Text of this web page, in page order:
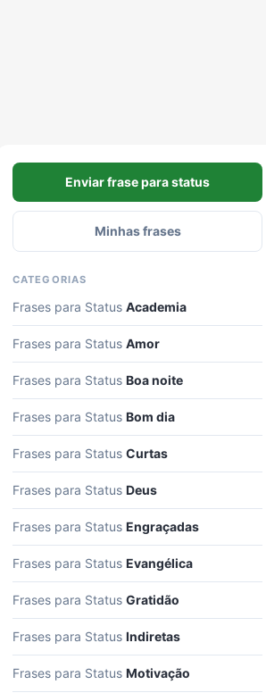
Enviar frase para status
Minhas frases
CATEGORIAS
Frases para Status Academia
Frases para Status Amor
Frases para Status Boa noite
Frases para Status Bom dia
Frases para Status Curtas
Frases para Status Deus
Frases para Status Engraçadas
Frases para Status Evangélica
Frases para Status Gratidão
Frases para Status Indiretas
Frases para Status Motivação